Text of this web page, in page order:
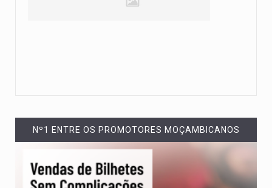
Nº1 ENTRE OS PROMOTORES MOÇAMBICANOS